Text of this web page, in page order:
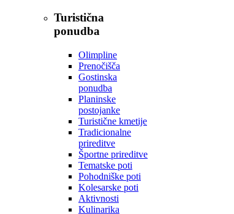
Turistična
ponudba
Olimpline
Prenočišča
Gostinska
ponudba
Planinske
postojanke
Turistične kmetije
Tradicionalne
prireditve
Športne prireditve
Tematske poti
Pohodniške poti
Kolesarske poti
Aktivnosti
Kulinarika